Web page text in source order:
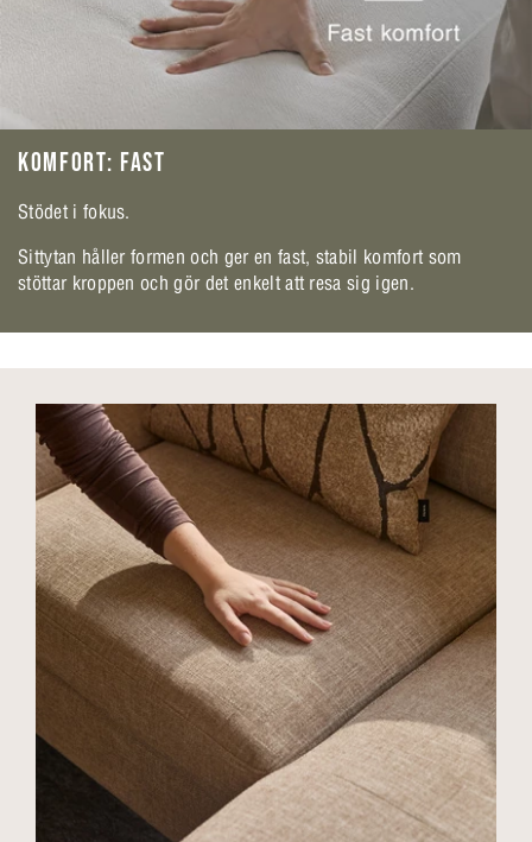
KOMFORT: FAST
Stödet i fokus.
Sittytan håller formen och ger en fast, stabil komfort som
stöttar kroppen och gör det enkelt att resa sig igen.